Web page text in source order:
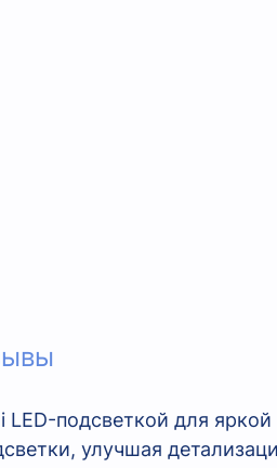
подсветкой для
улучшая